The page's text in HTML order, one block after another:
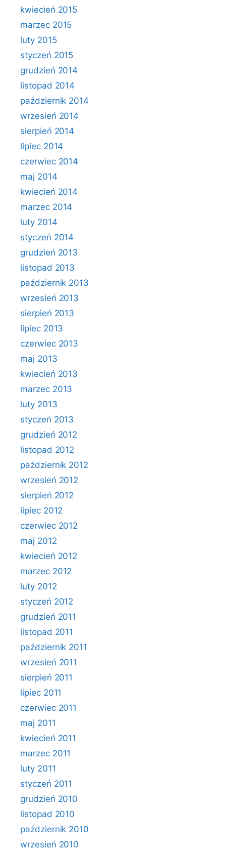
kwiecień 2015
marzec 2015
luty 2015
styczeń 2015
grudzień 2014
listopad 2014
październik 2014
wrzesień 2014
sierpień 2014
lipiec 2014
czerwiec 2014
maj 2014
kwiecień 2014
marzec 2014
luty 2014
styczeń 2014
grudzień 2013
listopad 2013
październik 2013
wrzesień 2013
sierpień 2013
lipiec 2013
czerwiec 2013
maj 2013
kwiecień 2013
marzec 2013
luty 2013
styczeń 2013
grudzień 2012
listopad 2012
październik 2012
wrzesień 2012
sierpień 2012
lipiec 2012
czerwiec 2012
maj 2012
kwiecień 2012
marzec 2012
luty 2012
styczeń 2012
grudzień 2011
listopad 2011
październik 2011
wrzesień 2011
sierpień 2011
lipiec 2011
czerwiec 2011
maj 2011
kwiecień 2011
marzec 2011
luty 2011
styczeń 2011
grudzień 2010
listopad 2010
październik 2010
wrzesień 2010